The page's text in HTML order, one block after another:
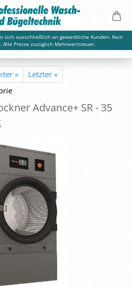
sich ausschließlich an gewerbliche Kunden. Kein
Alle Preise zuzüglich Mehrwertsteuer.
»
Letzter »
Ad­van­ce+ SR - 35